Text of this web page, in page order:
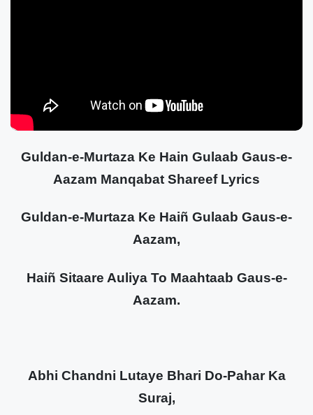
Guldan-e-Murtaza Ke Hain Gulaab Gaus-e-
Aazam Manqabat Shareef Lyrics
Guldan-e-Murtaza Ke Haiñ Gulaab Gaus-e-
Aazam,
Haiñ Sitaare Auliya To Maahtaab Gaus-e-
Aazam.
Abhi Chandni Lutaye Bhari Do-Pahar Ka
Suraj,